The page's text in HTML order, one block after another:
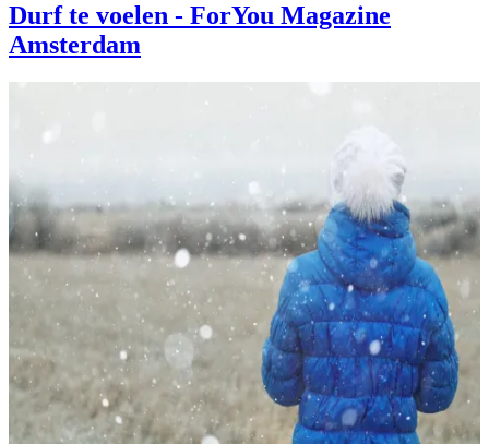
Durf te voelen - ForYou Magazine
Amsterdam